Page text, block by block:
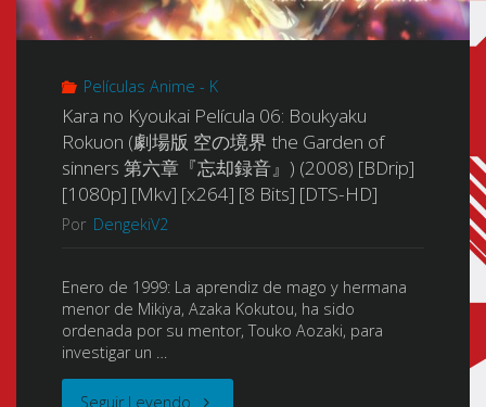
Películas Anime - K
Kara no Kyoukai Película 06: Boukyaku
Rokuon (劇場版 空の境界 the Garden of
sinners 第六章『忘却録音』) (2008) [BDrip]
[1080p] [Mkv] [x264] [8 Bits] [DTS-HD]
Por DengekiV2
Enero de 1999: La aprendiz de mago y hermana
menor de Mikiya, Azaka Kokutou, ha sido
ordenada por su mentor, Touko Aozaki, para
investigar un …
Seguir Leyendo "Kara